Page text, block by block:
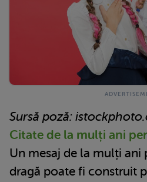
Sursă poză:
Citate de la mulți ani
Un mesaj de la mulți ani
dragă poate fi construit